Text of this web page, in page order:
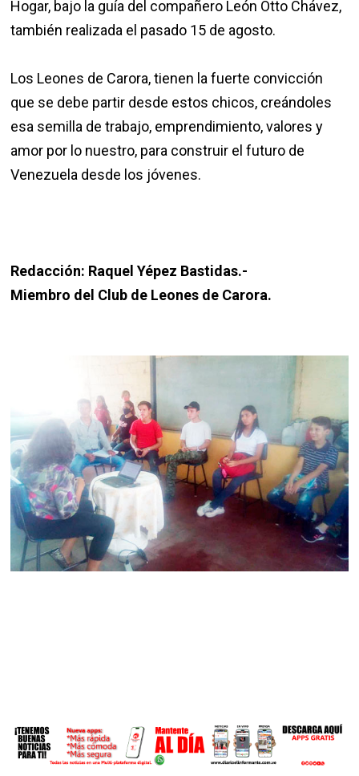
Hogar, bajo la guía del compañero León Otto Chávez,
también realizada el pasado 15 de agosto.
Los Leones de Carora, tienen la fuerte convicción
que se debe partir desde estos chicos, creándoles
esa semilla de trabajo, emprendimiento, valores y
amor por lo nuestro, para construir el futuro de
Venezuela desde los jóvenes.
Redacción: Raquel Yépez Bastidas.-
Miembro del Club de Leones de Carora.